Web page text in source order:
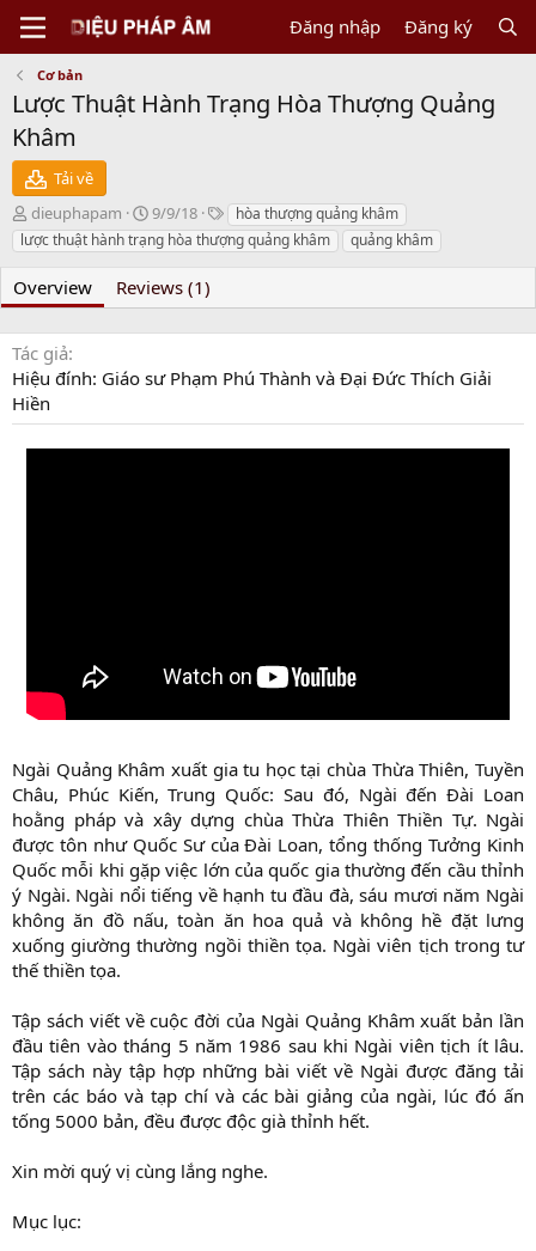
Đăng nhập Đăng ký
Cơ bản
Lược Thuật Hành Trạng Hòa Thượng Quảng
Khâm
Tải về
N
g
ư
i
i
dieuphapam
C
r
e
t
d
t
e
9/9/18
T
a
g
hòa thượng quảng khâm
lược thuật hành trạng hòa thượng quảng khâm
quảng khâm
Overview Reviews (1)
Tác giả
Hiệu đính: Giáo sư Phạm Phú Thành và Đại Đức Thích Giải
Hiền
Ngài Quảng Khâm xuất gia tu học tại chùa Thừa Thiên, Tuyền
Châu, Phúc Kiến, Trung Quốc: Sau đó, Ngài đến Đài Loan
hoằng pháp và xây dựng chùa Thừa Thiên Thiền Tự. Ngài
được tôn như Quốc Sư của Đài Loan, tổng thống Tưởng Kinh
Quốc mỗi khi gặp việc lớn của quốc gia thường đến cầu thỉnh
ý Ngài. Ngài nổi tiếng về hạnh tu đầu đà, sáu mươi năm Ngài
không ăn đồ nấu, toàn ăn hoa quả và không hề đặt lưng
xuống giường thường ngồi thiền tọa. Ngài viên tịch trong tư
thế thiền tọa.
Tập sách viết về cuộc đời của Ngài Quảng Khâm xuất bản lần
đầu tiên vào tháng 5 năm 1986 sau khi Ngài viên tịch ít lâu.
Tập sách này tập hợp những bài viết về Ngài được đăng tải
trên các báo và tạp chí và các bài giảng của ngài, lúc đó ấn
tống 5000 bản, đều được độc già thỉnh hết.
Xin mời quý vị cùng lắng nghe.
Mục lục: